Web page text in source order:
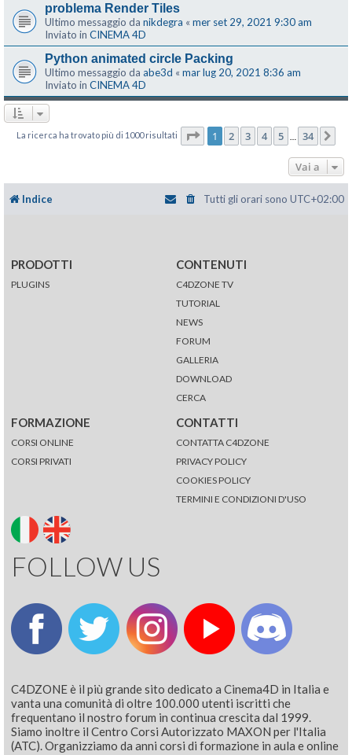
problema Render Tiles
Ultimo messaggio da nikdegra « mer set 29, 2021 9:30 am
Inviato in CINEMA 4D
Python animated circle Packing
Ultimo messaggio da abe3d « mar lug 20, 2021 8:36 am
Inviato in CINEMA 4D
La ricerca ha trovato più di 1000 risultati Pagina di 34
1 2 3 4 5 34
Vai a
Indice Tutti gli orari sono UTC+02:00
PRODOTTI
PLUGINS
CONTENUTI
C4DZONE TV
TUTORIAL
NEWS
FORUM
GALLERIA
DOWNLOAD
CERCA
FORMAZIONE
CORSI ONLINE
CORSI PRIVATI
CONTATTI
CONTATTA C4DZONE
PRIVACY POLICY
COOKIES POLICY
TERMINI E CONDIZIONI D'USO
FOLLOW US
C4DZONE è il più grande sito dedicato a Cinema4D in Italia e
vanta una comunità di oltre 100.000 utenti iscritti che
frequentano il nostro forum in continua crescita dal 1999.
Siamo inoltre il Centro Corsi Autorizzato MAXON per l'Italia
(ATC). Organizziamo da anni corsi di formazione in aula e online